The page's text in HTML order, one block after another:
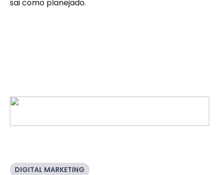
sai como planejado.
DIGITAL MARKETING